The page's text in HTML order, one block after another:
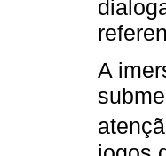
A